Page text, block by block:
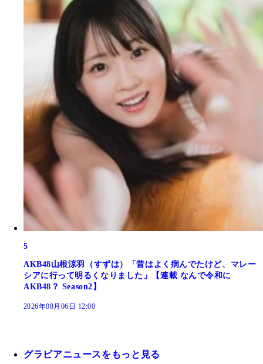
5
AKB48山根涼羽（すずは）「昔はよく病んでたけど、マレー
シアに行って明るくなりました」【連載 なんで令和に
AKB48？ Season2】
2026年08月06日 12:00
グラビアニュースをもっと見る